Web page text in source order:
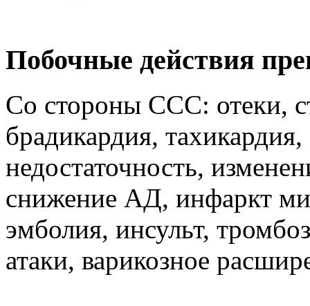
Побочные действия
Со стороны ССС: отеки,
брадикардия,
недостаточность,
снижение АД, инфаркт
эмболия, инсульт,
атаки, варикозное